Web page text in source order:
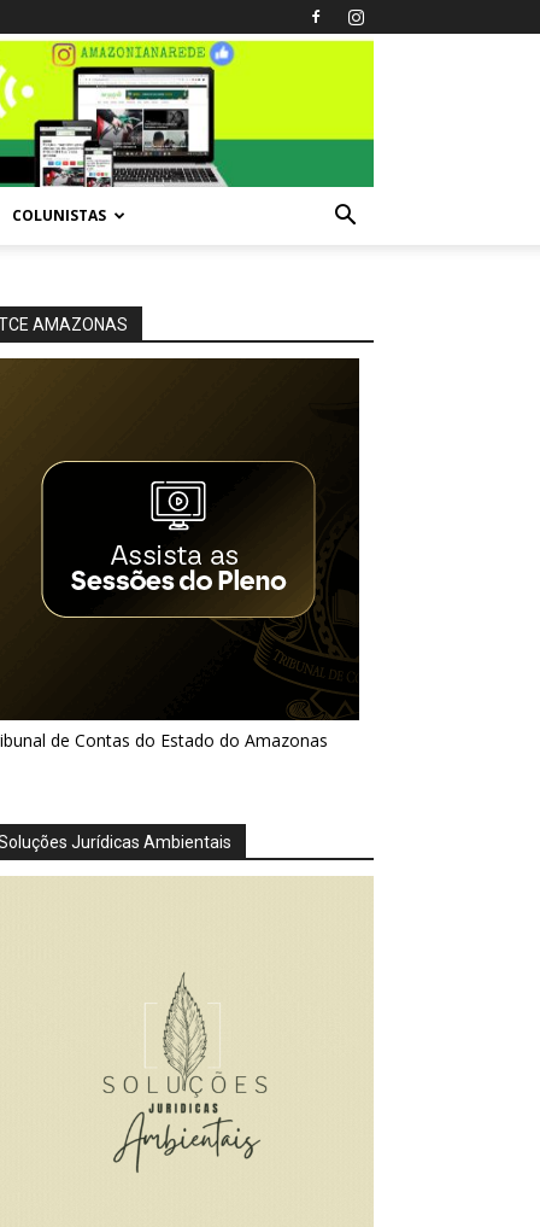
COLUNISTAS
AMAZONAS
de Contas do Estado do Amazonas
Jurídicas Ambientais